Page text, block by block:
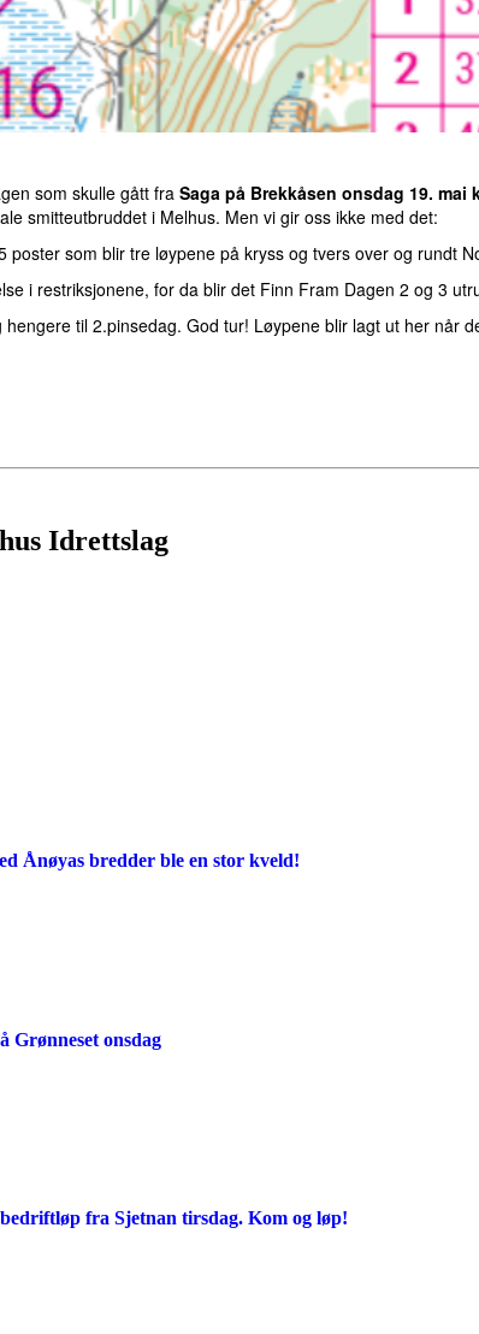
som skulle gått fra Saga på Brekkåsen onsdag 19. mai
smitteutbruddet i Melhus. Men vi gir oss ikke med det:
poster som blir tre løypene på kryss og tvers over og rundt
i restriksjonene, for da blir det Finn Fram Dagen 2 og 3
hengere til 2.pinsedag. God tur! Løypene blir lagt ut her når
Idrettslag
Ånøyas bredder ble en stor kveld!
Grønneset onsdag
fra Sjetnan tirsdag. Kom og løp!